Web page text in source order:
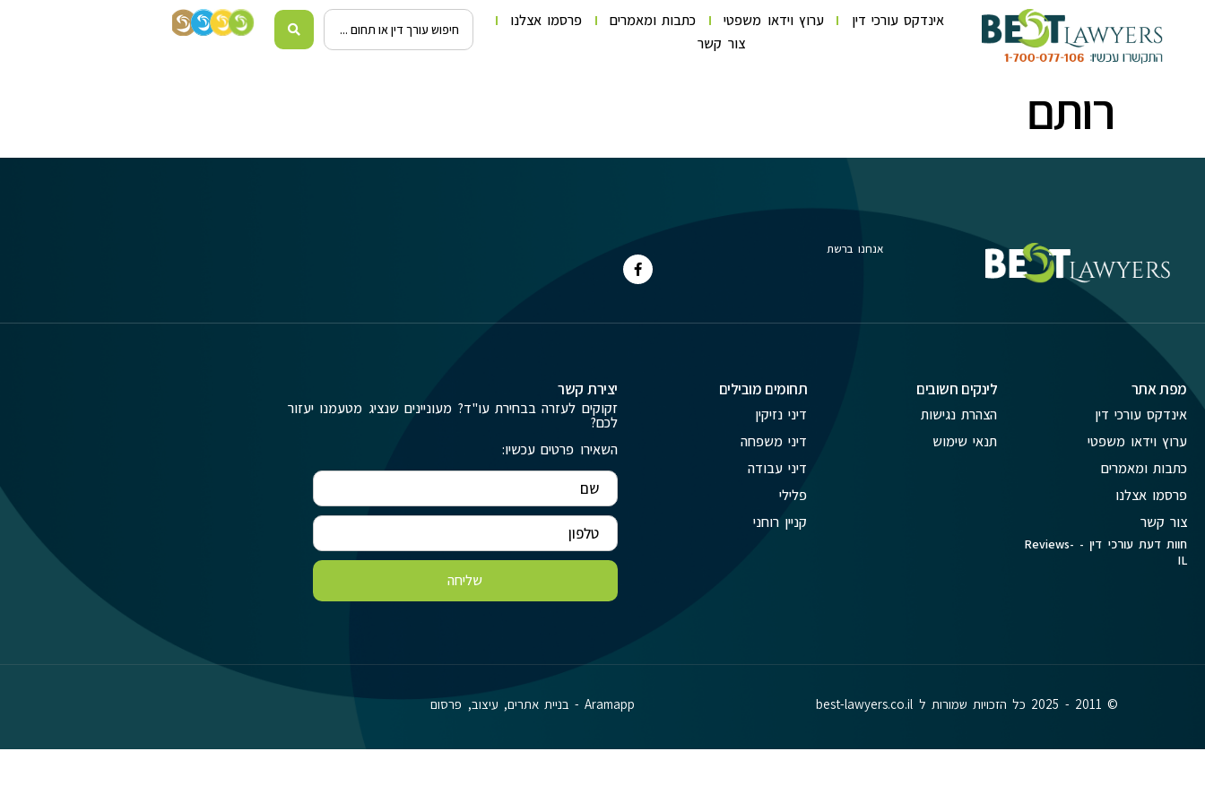
אינדקס עורכי דין ערוץ וידאו משפטי כתבות ומאמרים
פרסמו אצלנו
צור קשר
רותם
אנחנו ברשת
מפת אתר
אינדקס עורכי דין
ערוץ וידאו משפטי
כתבות ומאמרים
פרסמו אצלנו
צור קשר
חוות דעת עורכי דין - Reviews-
IL
לינקים חשובים
הצהרת נגישות
תנאי שימוש
תחומים מובילים
דיני נזיקין
דיני משפחה
דיני עבודה
פלילי
קניין רוחני
יצירת קשר
זקוקים לעזרה בבחירת עו"ד? מעוניינים שנציג מטעמנו יעזור
לכם?
השאירו פרטים עכשיו:
שליחה
© 2011 - 2025 כל הזכויות שמורות ל best-lawyers.co.il Aramapp - בניית אתרים, עיצוב, פרסום